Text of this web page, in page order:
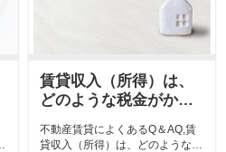
賃貸収入（所得）は、
どのような税金がかか
不動産賃貸によくあるQ＆AQ,賃
貸収入（所得）は、どのような税